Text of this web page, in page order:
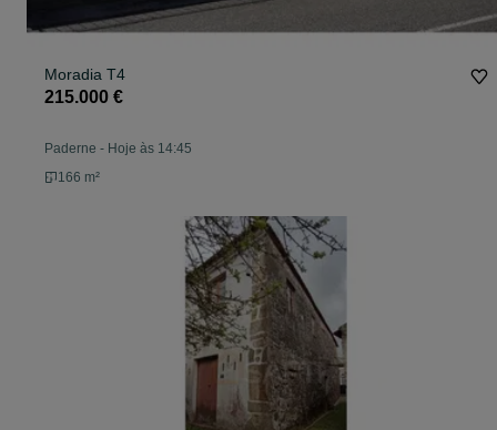
Moradia T4
215.000 €
Paderne - Hoje às 14:45
166 m²